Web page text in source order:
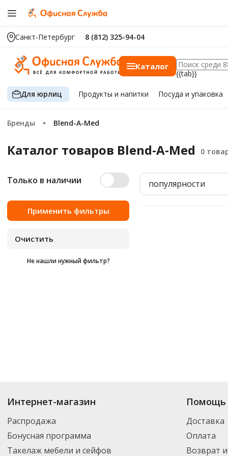
Санкт-Петербург 8 (812) 325-94-04
Каталог
{{tab}}
Для юрлиц Продуктыи напитки Посуда и упаковка
Бренды Blend-A-Med
Каталог товаров Blend-A-Med
Только в наличии
Не нашли нужный фильтр?
популярности
Купить
. В ассортименте интернет-
нужный товар и добавить его в корзину для дальнейшего
транспортной компанией DPD. Для постоянных клиентов - скидка,
Интернет-магазин
Распродажа
Бонусная программа
Такелаж мебели и сейфов
Помощь
Доставка
Оплата
Возврат